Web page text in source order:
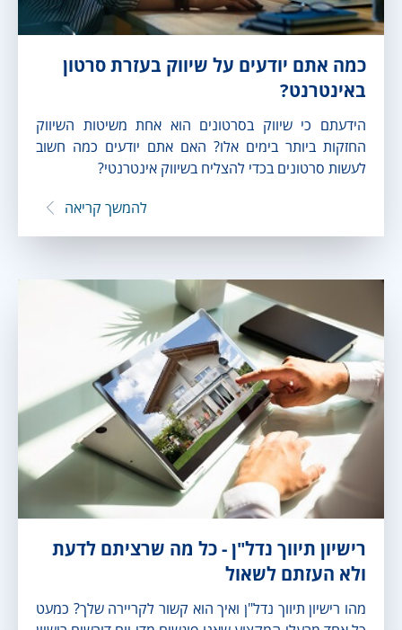
כמה אתם יודעים על שיווק בעזרת סרטון
באינטרנט?
הידעתם כי שיווק בסרטונים הוא אחת משיטות השיווק
החזקות ביותר בימים אלו? האם אתם יודעים כמה חשוב
לעשות סרטונים בכדי להצליח בשיווק אינטרנטי?
להמשך קריאה
רישיון תיווך נדל"ן - כל מה שרציתם לדעת
ולא העזתם לשאול
מהו רישיון תיווך נדל"ן ואיך הוא קשור לקריירה שלך? כמעט